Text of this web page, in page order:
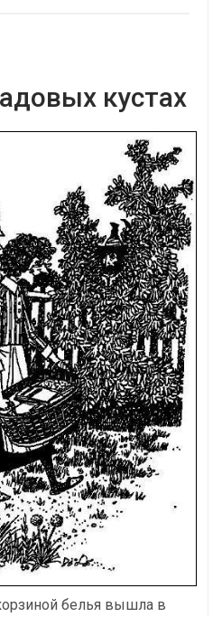
кустах
белья вышла в